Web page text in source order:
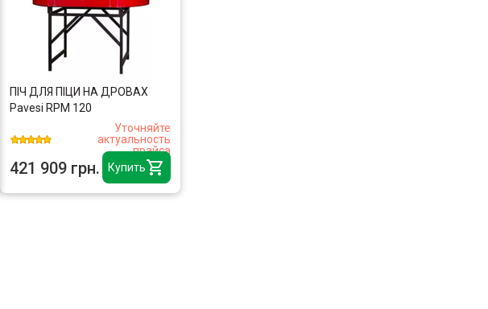
Купить
ПІЧ ДЛЯ ПІЦИ НА ДРОВАХ
Pavesi RPM 120
Уточняйте
актуальность
прайса
421 909 грн.